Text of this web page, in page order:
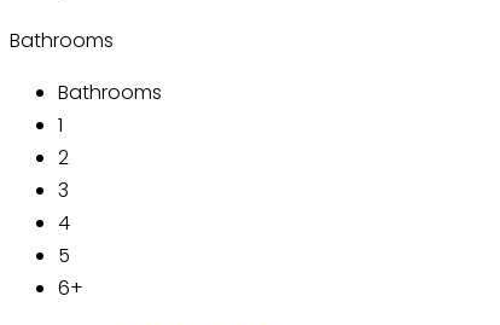
Bathrooms
Bathrooms
1
2
3
4
5
6+